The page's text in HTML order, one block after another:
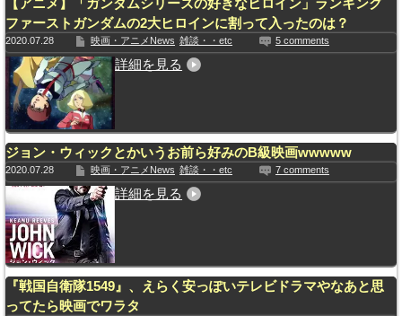
【アニメ】「ガンダムシリーズの好きなヒロイン」ランキング
ファーストガンダムの2大ヒロインに割って入ったのは？
2020.07.28 映画・アニメNews 雑談・・etc 5 comments
詳細を見る
ジョン・ウィックとかいうお前ら好みのB級映画wwwww
2020.07.28 映画・アニメNews 雑談・・etc 7 comments
詳細を見る
『戦国自衛隊1549』、えらく安っぽいテレビドラマやなあと思
ってたら映画でワラタ